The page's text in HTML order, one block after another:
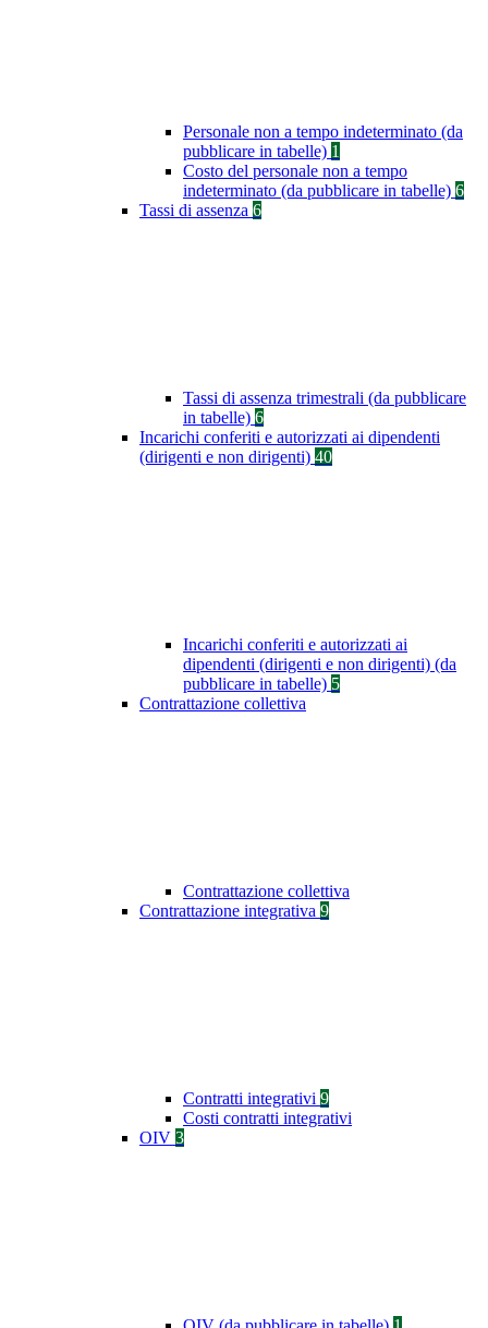
Personale non a tempo indeterminato (da
pubblicare in tabelle) 1
Costo del personale non a tempo
indeterminato (da pubblicare in tabelle) 6
Tassi di assenza 6
Tassi di assenza trimestrali (da pubblicare
in tabelle) 6
Incarichi conferiti e autorizzati ai dipendenti
(dirigenti e non dirigenti) 40
Incarichi conferiti e autorizzati ai
dipendenti (dirigenti e non dirigenti) (da
pubblicare in tabelle) 5
Contrattazione collettiva
Contrattazione collettiva
Contrattazione integrativa 9
Contratti integrativi 9
Costi contratti integrativi
OIV 3